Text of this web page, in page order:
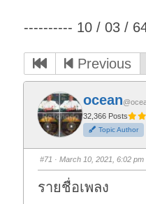
---------- 10 / 03 /
Previous
ocean
32,366 Posts
Topic Author
#71 · March 10, 2021, 6:02 pm
รายชื่อเพลง